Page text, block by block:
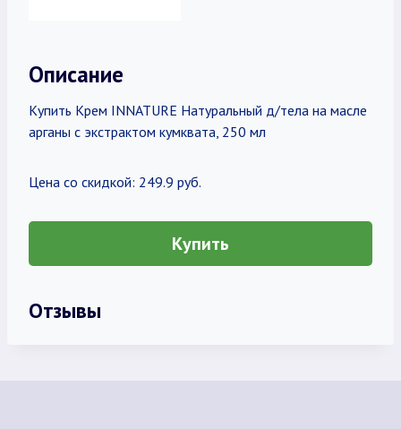
Описание
Купить Крем INNATURE Натуральный д/тела на масле
арганы с экстрактом кумквата, 250 мл
Цена со скидкой: 249.9 руб.
Купить
Отзывы